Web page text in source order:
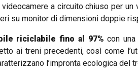
a circuito chiuso per un
su monitor di dimensioni doppie
riciclabile fino al 97% con
ai treni precedenti, così come
l’impronta ecologica del